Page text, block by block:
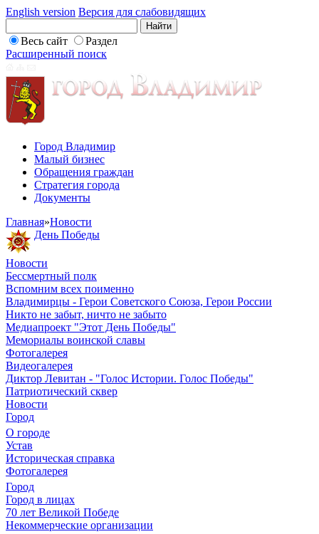
English version Версия для слабовидящих
Весь сайт
Раздел
Расширенный поиск
Город Владимир
Малый бизнес
Обращения граждан
Стратегия города
Документы
Главная»Новости
День Победы
Новости
Бессмертный полк
Вспомним всех поименно
Владимирцы - Герои Советского Союза, Герои России
Никто не забыт, ничто не забыто
Медиапроект "Этот День Победы"
Мемориалы воинской славы
Фотогалерея
Видеогалерея
Диктор Левитан - "Голос Истории. Голос Победы"
Патриотический сквер
Новости
Город
О городе
Устав
Историческая справка
Фотогалерея
Город
Город в лицах
70 лет Великой Победе
Некоммерческие организации